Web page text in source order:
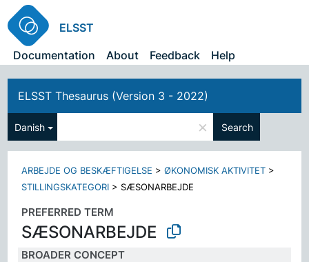
ELSST
Documentation
About Feedback Help
ELSST Thesaurus (Version 3 - 2022)
Danish × Search
ARBEJDE OG BESKÆFTIGELSE >ØKONOMISK AKTIVITET >
STILLINGSKATEGORI >SÆSONARBEJDE
PREFERRED TERM
SÆSONARBEJDE
BROADER CONCEPT